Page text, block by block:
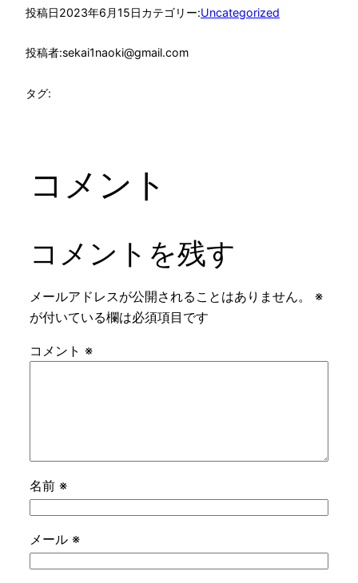
投稿日2023年6月15日カテゴリー:Uncategorized
投稿者:sekai1naoki@gmail.com
タグ:
コメント
コメントを残す
メールアドレスが公開されることはありません。
※
が付いている欄は必須項目です
コメント ※
名前 ※
メール ※